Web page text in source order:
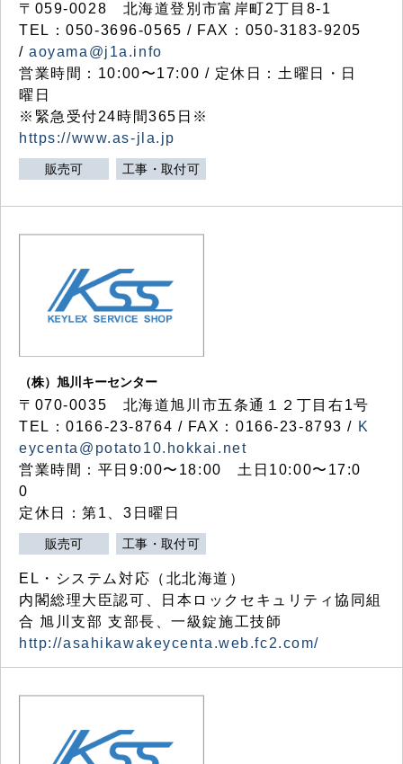
〒 059-0028 北海道登別市富岸町2丁目 8-1
TEL：050-3696-0565 / FAX：050-3183-9205
/aoyama@j1a.info
営業時間：10:00〜17:00 / 定休日：土曜日・日
曜日
※緊急受付24時間365日※
https://www.as-jla.jp
販売可 工事・取付可
（株）旭川キーセンター
〒070-0035 北海道旭川市五条通１２丁目右1号
TEL：0166-23-8764 / FAX：0166-23-8793 / K
eycenta@potato10.hokkai.net
営業時間：平日9:00〜18:00 土日10:00〜17:0
0
定休日：第1、3日曜日
販売可 工事・取付可
EL・システム対応（北北海道）
内閣総理大臣認可、日本ロックセキュリティ協同組
合 旭川支部 支部長、一級錠施工技師
http://asahikawakeycenta.web.fc2.com/